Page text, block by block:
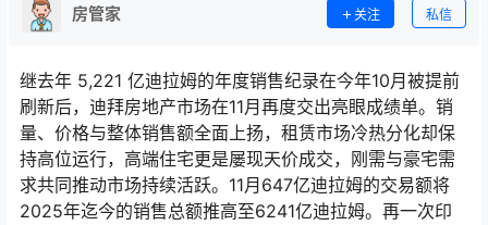
房管家 关注 私信
继去年 5,221 亿迪拉姆的年度销售纪录在今年10月被提前
刷新后，迪拜房地产市场在11月再度交出亮眼成绩单。销
量、价格与整体销售额全面上扬，租赁市场冷热分化却保
持高位运行，高端住宅更是屡现天价成交，刚需与豪宅需
求共同推动市场持续活跃。11月647亿迪拉姆的交易额将
2025年迄今的销售总额推高至6241亿迪拉姆。再一次印